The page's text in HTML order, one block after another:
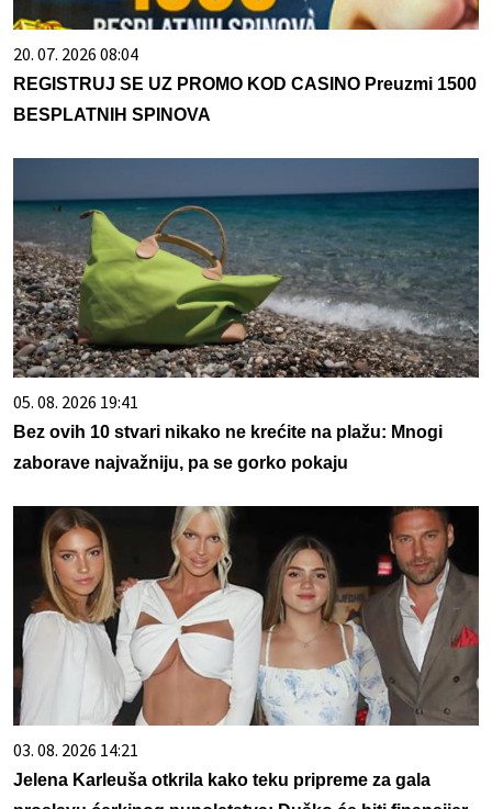
20. 07. 2026 08:04
REGISTRUJ SE UZ PROMO KOD CASINO Preuzmi 1500
BESPLATNIH SPINOVA
05. 08. 2026 19:41
Bez ovih 10 stvari nikako ne krećite na plažu: Mnogi
zaborave najvažniju, pa se gorko pokaju
03. 08. 2026 14:21
Jelena Karleuša otkrila kako teku pripreme za gala